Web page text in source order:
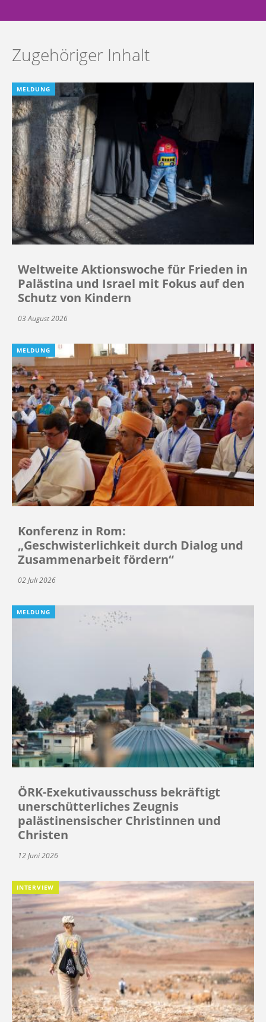
Zugehöriger Inhalt
MELDUNG
Weltweite Aktionswoche für Frieden in
Palästina und Israel mit Fokus auf den
Schutz von Kindern
03 August 2026
MELDUNG
Konferenz in Rom:
„Geschwisterlichkeit durch Dialog und
Zusammenarbeit fördern“
02 Juli 2026
MELDUNG
ÖRK-Exekutivausschuss bekräftigt
unerschütterliches Zeugnis
palästinensischer Christinnen und
Christen
12 Juni 2026
INTERVIEW